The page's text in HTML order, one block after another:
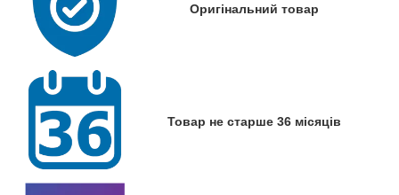
Оригінальний товар
Товар не старше 36 місяців